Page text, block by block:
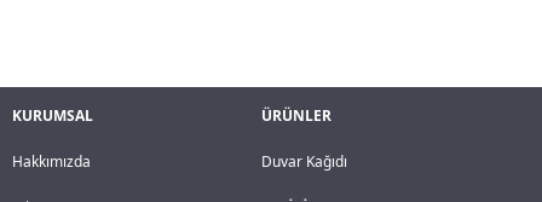
KURUMSAL
Hakkımızda
ÜRÜNLER
Duvar Kağıdı